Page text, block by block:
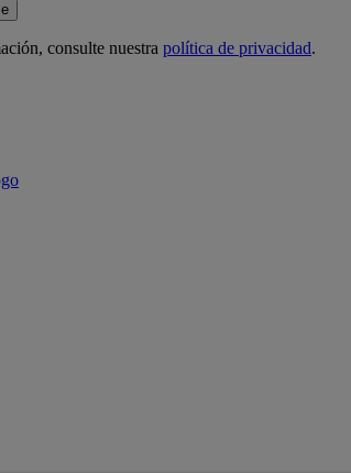
consulte nuestra política de privacidad.